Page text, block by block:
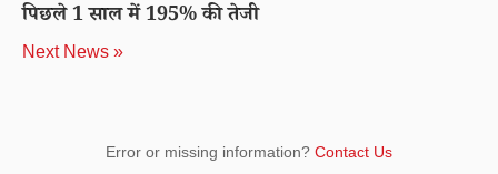
पिछले 1 साल में 195% की तेजी
Next News »
Error or missing information? Contact Us